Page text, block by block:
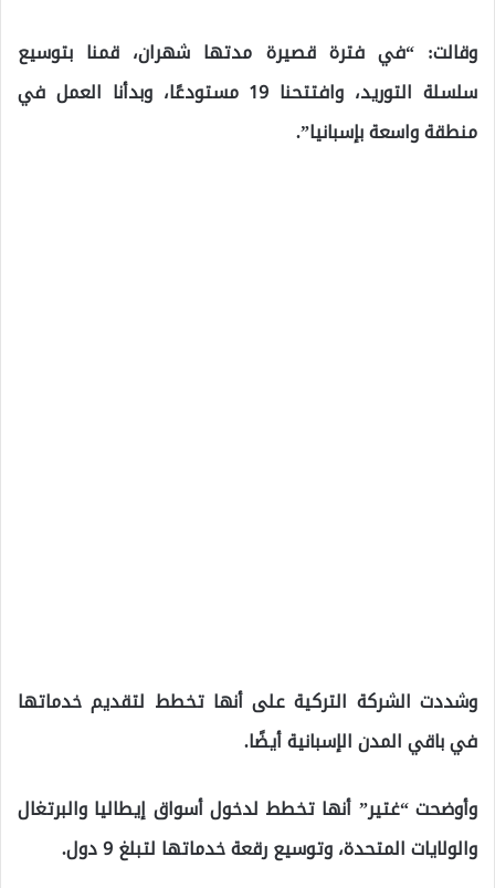
وقالت: “في فترة قصيرة مدتها شهران، قمنا بتوسيع
سلسلة التوريد، وافتتحنا 19 مستودعًا، وبدأنا العمل في
منطقة واسعة بإسبانيا”.
وشددت الشركة التركية على أنها تخطط لتقديم خدماتها
في باقي المدن الإسبانية أيضًا.
وأوضحت “غتير” أنها تخطط لدخول أسواق إيطاليا والبرتغال
والولايات المتحدة، وتوسيع رقعة خدماتها لتبلغ 9 دول.